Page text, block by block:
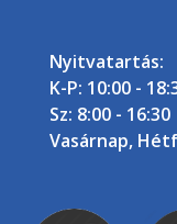
Nyitvatartás:
K-P: 10:00 -
Sz: 8:00 - 16:30
Vasárnap,